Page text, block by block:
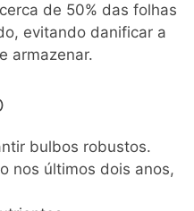
de 50% das folhas
evitando danificar a
armazenar.
bulbos robustos.
nos últimos dois anos,